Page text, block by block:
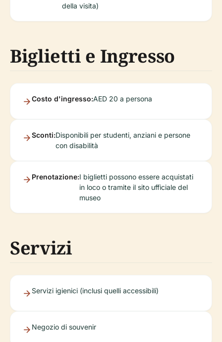
della visita)
Biglietti e Ingresso
Costo d'ingresso:AED 20 a persona
Sconti:Disponibili per studenti, anziani e persone
con disabilità
Prenotazione:I biglietti possono essere acquistati
in loco o tramite il sito ufficiale del
museo
Servizi
Servizi igienici (inclusi quelli accessibili)
Negozio di souvenir